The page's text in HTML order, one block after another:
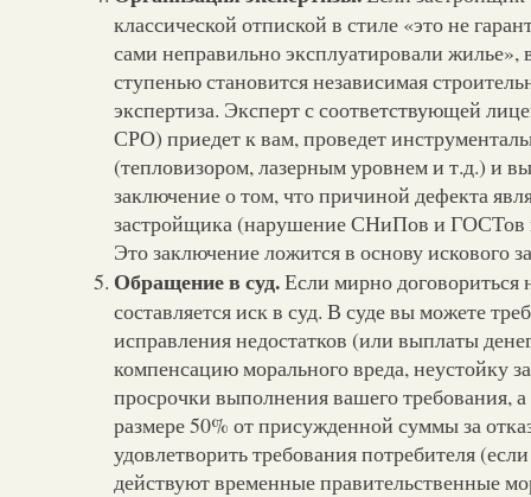
классической отпиской в стиле «это не
сами неправильно эксплуатировали
ступенью становится независимая
экспертиза. Эксперт с соответствующей
СРО) приедет к вам, проведет
(тепловизором, лазерным уровнем и т.д.) и
заключение о том, что причиной дефекта
застройщика (нарушение СНиПов и ГОСТов
Это заключение ложится в основу искового
Обращение в суд.Если мирно договориться
составляется иск в суд. В суде вы можете
исправления недостатков (или выплаты
компенсацию морального вреда, неустойку
просрочки выполнения вашего требования,
размере 50% от присужденной суммы за
удовлетворить требования потребителя
действуют временные правительственные